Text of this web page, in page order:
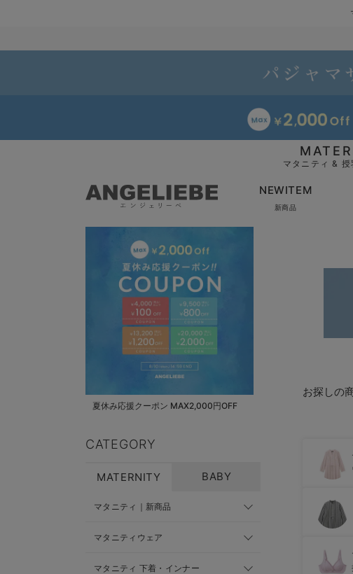
マタニティ & 授
NEWITEM
新商品
夏休み応援クーポン MAX2,000円OFF
CATEGORY
MATERNITY BABY
マタニティ｜新商品
マタニティウェア
マタニティ 下着・インナー
お探しの